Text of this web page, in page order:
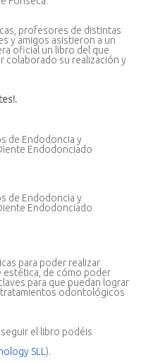
profesores de distintas
y amigos asistieron a un
oficial un libro del que
colaborado su realización y
para poder realizar
estética, de cómo poder
para que puedan lograr
tratamientos odontológicos
el libro podéis
SLL ).